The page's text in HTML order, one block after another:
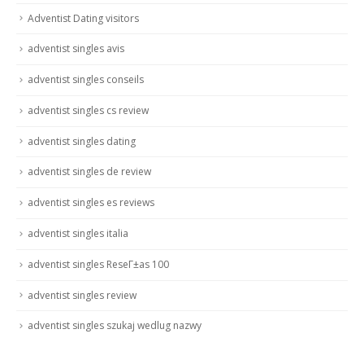
Adventist Dating visitors
adventist singles avis
adventist singles conseils
adventist singles cs review
adventist singles dating
adventist singles de review
adventist singles es reviews
adventist singles italia
adventist singles ReseГ±as 100
adventist singles review
adventist singles szukaj wedlug nazwy